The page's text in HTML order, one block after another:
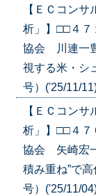
【ＥＣコン
析」】□□４
協会 川連一
視する米・シ
号）('25/11/
【ＥＣコン
析」】□□４
協会 矢崎宏
積み重ね”で
号）('25/11/